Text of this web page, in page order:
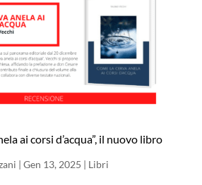
ai corsi d’acqua”, il nuovo libro
| Gen 13, 2025 | Libri